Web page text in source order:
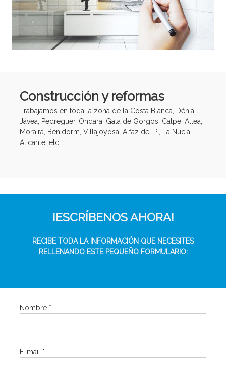
Construcción y reformas
Trabajamos en toda la zona de la Costa Blanca, Dénia,
Jávea, Pedreguer, Ondara, Gata de Gorgos, Calpe, Altea,
Moraira, Benidorm, Villajoyosa, Alfaz del Pí, La Nucía,
Alicante, etc…
¡ESCRÍBENOS AHORA!
RECIBE TODA LA INFORMACIÓN QUE NECESITES
RELLENANDO ESTE PEQUEÑO FORMULARIO:
Nombre *
E-mail *